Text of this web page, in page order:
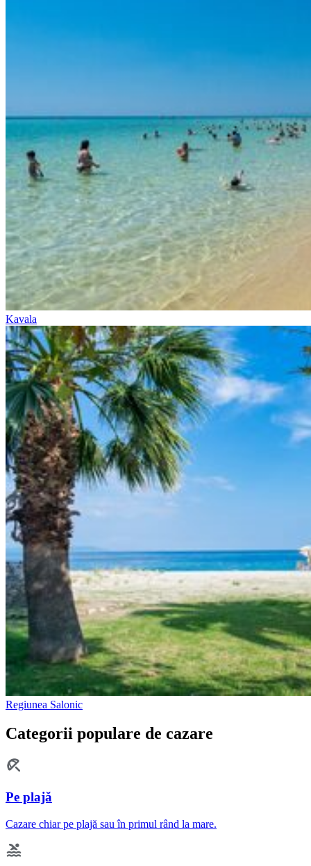
Kavala
Regiunea Salonic
Categorii populare de cazare
Pe plajă
Cazare chiar pe plajă sau în primul rând la mare.